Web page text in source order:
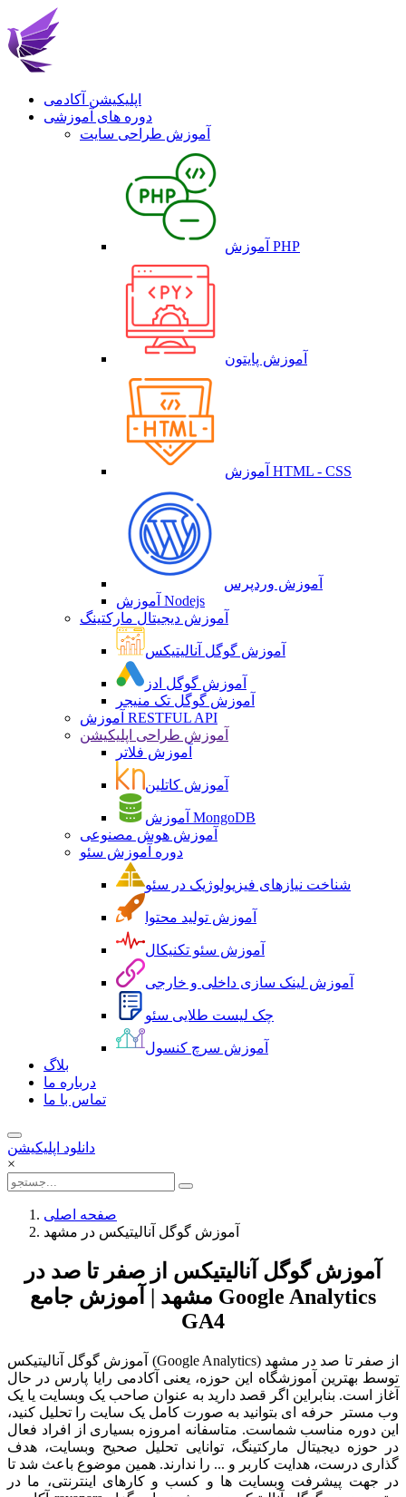
اپلیکیشن آکادمی
دوره های آموزشی
آموزش طراحی سایت
آموزش PHP
آموزش پایتون
آموزش HTML - CSS
آموزش وردپرس
آموزش Nodejs
آموزش دیجیتال مارکتینگ
آموزش گوگل آنالیتیکس
آموزش گوگل ادز
آموزش گوگل تک منیجر
آموزش RESTFUL API
آموزش طراحی اپلیکیشن
آموزش فلاتر
آموزش کاتلین
آموزش MongoDB
آموزش هوش مصنوعی
دوره آموزش سئو
شناخت نیازهای فیزیولوژیک در سئو
آموزش تولید محتوا
آموزش سئو تکنیکال
آموزش لینک سازی داخلی و خارجی
چک لیست طلایی سئو
آموزش سرچ کنسول
بلاگ
درباره ما
تماس با ما
دانلود اپلیکیشن
×
صفحه اصلی
آموزش گوگل آنالیتیکس در مشهد
آموزش گوگل آنالیتیکس از صفر تا صد در
مشهد | آموزش جامع Google Analytics
GA4
آموزش گوگل آنالیتیکس (Google Analytics) از صفر تا صد در مشهد
توسط بهترین آموزشگاه این حوزه، یعنی آکادمی رایا پارس در حال
آغاز است. بنابراین اگر قصد دارید به عنوان صاحب یک وبسایت یا یک
وب مستر حرفه ای بتوانید به صورت کامل یک سایت را تحلیل کنید،
این دوره مناسب شماست. متاسفانه امروزه بسیاری از افراد فعال
در حوزه دیجیتال مارکتینگ، توانایی تحلیل صحیح وبسایت، هدف
گذاری درست، هدایت کاربر و ... را ندارند. همین موضوع باعث شد تا
در جهت پیشرفت وبسایت ها و کسب و کارهای اینترنتی، ما در